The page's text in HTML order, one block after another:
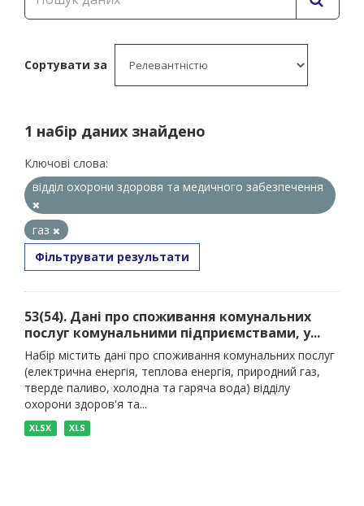
Сортувати за
1 набір даних знайдено
Ключові слова:
відділ охорони здоровя та медичного забезпечення
газ
Фільтрувати результати
53(54). Дані про споживання комунальних
послуг комунальними підприємствами, у...
Набір містить дані про споживання комунальних послуг
(електрична енергія, теплова енергія, природний газ,
тверде паливо, холодна та гаряча вода) відділу
охорони здоров'я та...
XLSX XLS